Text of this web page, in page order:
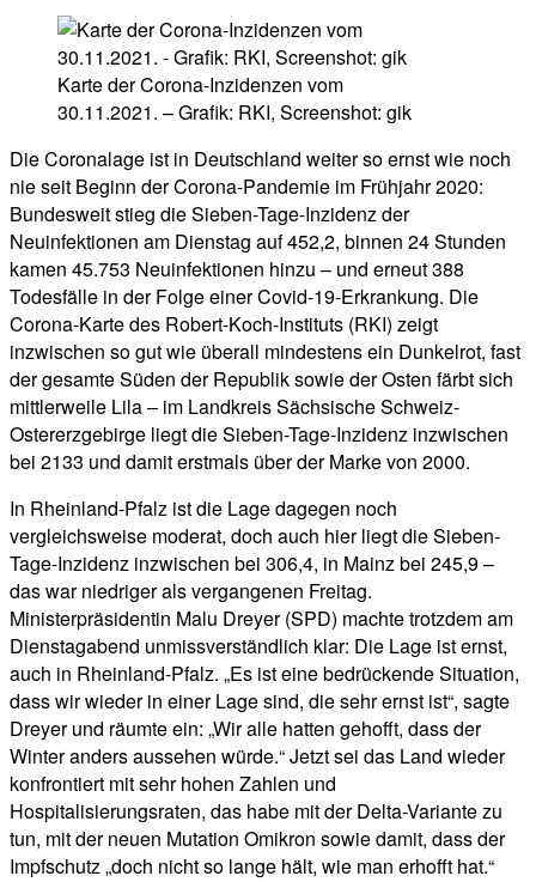
Karte der Corona-Inzidenzen vom
30.11.2021. – Grafik: RKI, Screenshot: gik
Die Coronalage ist in Deutschland weiter so ernst wie noch
nie seit Beginn der Corona-Pandemie im Frühjahr 2020:
Bundesweit stieg die Sieben-Tage-Inzidenz der
Neuinfektionen am Dienstag auf 452,2, binnen 24 Stunden
kamen 45.753 Neuinfektionen hinzu – und erneut 388
Todesfälle in der Folge einer Covid-19-Erkrankung. Die
Corona-Karte des Robert-Koch-Instituts (RKI) zeigt
inzwischen so gut wie überall mindestens ein Dunkelrot, fast
der gesamte Süden der Republik sowie der Osten färbt sich
mittlerweile Lila – im Landkreis Sächsische Schweiz-
Ostererzgebirge liegt die Sieben-Tage-Inzidenz inzwischen
bei 2133 und damit erstmals über der Marke von 2000.
In Rheinland-Pfalz ist die Lage dagegen noch
vergleichsweise moderat, doch auch hier liegt die Sieben-
Tage-Inzidenz inzwischen bei 306,4, in Mainz bei 245,9 –
das war niedriger als vergangenen Freitag.
Ministerpräsidentin Malu Dreyer (SPD) machte trotzdem am
Dienstagabend unmissverständlich klar: Die Lage ist ernst,
auch in Rheinland-Pfalz. „Es ist eine bedrückende Situation,
dass wir wieder in einer Lage sind, die sehr ernst ist“, sagte
Dreyer und räumte ein: „Wir alle hatten gehofft, dass der
Winter anders aussehen würde.“ Jetzt sei das Land wieder
konfrontiert mit sehr hohen Zahlen und
Hospitalisierungsraten, das habe mit der Delta-Variante zu
tun, mit der neuen Mutation Omikron sowie damit, dass der
Impfschutz „doch nicht so lange hält, wie man erhofft hat.“